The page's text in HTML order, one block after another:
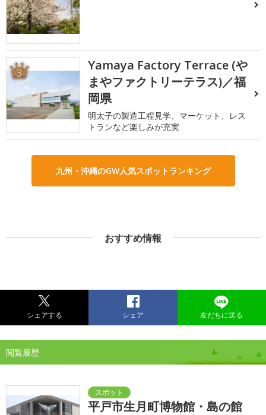
3
Yamaya Factory Terrace (や
まやファクトリーテラス)／福
岡県
明太子の製造工程見学、マーケット、レス
トランなど楽しみが充実
九州・沖縄のGW人気スポットランキング
おすすめ情報
シェアする シェア 友だちに送る
閲覧履歴
平戸市生月町博物館・島の館